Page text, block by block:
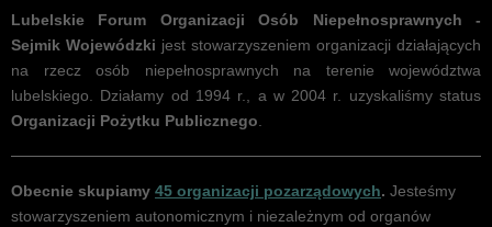
Lubelskie Forum Organizacji Osób Niepełnosprawnych -
Sejmik Wojewódzki jest stowarzyszeniem organizacji działających
na rzecz osób niepełnosprawnych na terenie województwa
lubelskiego. Działamy od 1994 r., a w 2004 r. uzyskaliśmy status
Organizacji Pożytku Publicznego
Obecnie skupiamy 45 organizacji pozarządowych. Jesteśmy
stowarzyszeniem autonomicznym i niezależnym od organów